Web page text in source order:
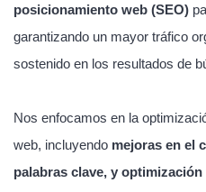
posicionamiento web (SEO)
garantizando un mayor tráfico
sostenido en los resultados de
Nos enfocamos en la
web, incluyendo mejoras en el
palabras clave, y